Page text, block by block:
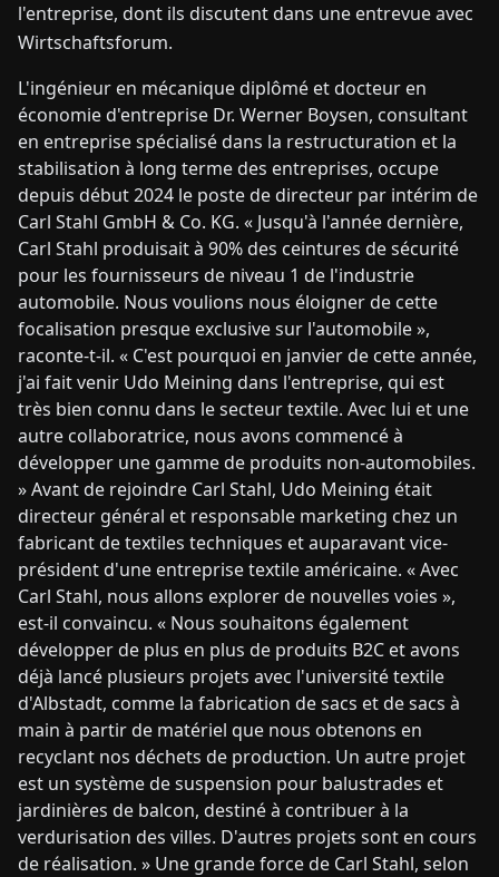
l'entreprise, dont ils discutent dans une entrevue avec
Wirtschaftsforum.
L'ingénieur en mécanique diplômé et docteur en
économie d'entreprise Dr. Werner Boysen, consultant
en entreprise spécialisé dans la restructuration et la
stabilisation à long terme des entreprises, occupe
depuis début 2024 le poste de directeur par intérim de
Carl Stahl GmbH & Co. KG. « Jusqu'à l'année dernière,
Carl Stahl produisait à 90% des ceintures de sécurité
pour les fournisseurs de niveau 1 de l'industrie
automobile. Nous voulions nous éloigner de cette
focalisation presque exclusive sur l'automobile »,
raconte-t-il. « C'est pourquoi en janvier de cette année,
j'ai fait venir Udo Meining dans l'entreprise, qui est
très bien connu dans le secteur textile. Avec lui et une
autre collaboratrice, nous avons commencé à
développer une gamme de produits non-automobiles.
» Avant de rejoindre Carl Stahl, Udo Meining était
directeur général et responsable marketing chez un
fabricant de textiles techniques et auparavant vice-
président d'une entreprise textile américaine. « Avec
Carl Stahl, nous allons explorer de nouvelles voies »,
est-il convaincu. « Nous souhaitons également
développer de plus en plus de produits B2C et avons
déjà lancé plusieurs projets avec l'université textile
d'Albstadt, comme la fabrication de sacs et de sacs à
main à partir de matériel que nous obtenons en
recyclant nos déchets de production. Un autre projet
est un système de suspension pour balustrades et
jardinières de balcon, destiné à contribuer à la
verdurisation des villes. D'autres projets sont en cours
de réalisation. » Une grande force de Carl Stahl, selon